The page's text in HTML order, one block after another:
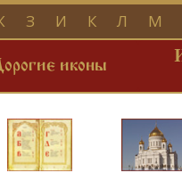
З И К Л М
иконы